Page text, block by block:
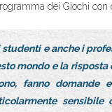
dei Giochi
studenti e anche i
mondo e la risposta
fanno domande
sensibile